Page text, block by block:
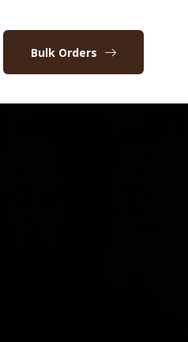
Bulk Orders